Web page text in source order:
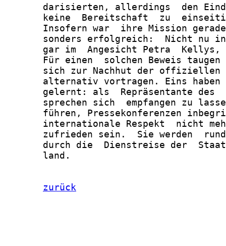
darisierten, allerdings  den
keine  Bereitschaft  zu
Insofern war  ihre Mission
sonders erfolgreich:  Nicht nu
gar im  Angesicht Petra
Für einen  solchen Beweis
sich zur Nachhut der
alternativ vortragen. Eins
gelernt: als  Repräsentante des
sprechen sich  empfangen zu
führen, Pressekonferenzen
internationale Respekt  nicht
zufrieden sein.  Sie werden
durch die  Dienstreise der
       land.
zurück